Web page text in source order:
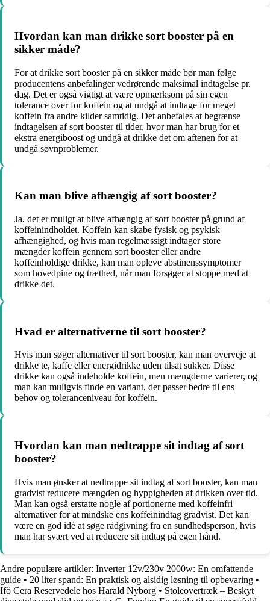
Hvordan kan man drikke sort booster på en
sikker måde?
For at drikke sort booster på en sikker måde bør man følge
producentens anbefalinger vedrørende maksimal indtagelse pr.
dag. Det er også vigtigt at være opmærksom på sin egen
tolerance over for koffein og at undgå at indtage for meget
koffein fra andre kilder samtidig. Det anbefales at begrænse
indtagelsen af sort booster til tider, hvor man har brug for et
ekstra energiboost og undgå at drikke det om aftenen for at
undgå søvnproblemer.
Kan man blive afhængig af sort booster?
Ja, det er muligt at blive afhængig af sort booster på grund af
koffeinindholdet. Koffein kan skabe fysisk og psykisk
afhængighed, og hvis man regelmæssigt indtager store
mængder koffein gennem sort booster eller andre
koffeinholdige drikke, kan man opleve abstinenssymptomer
som hovedpine og træthed, når man forsøger at stoppe med at
drikke det.
Hvad er alternativerne til sort booster?
Hvis man søger alternativer til sort booster, kan man overveje at
drikke te, kaffe eller energidrikke uden tilsat sukker. Disse
drikke kan også indeholde koffein, men mængderne varierer, og
man kan muligvis finde en variant, der passer bedre til ens
behov og toleranceniveau for koffein.
Hvordan kan man nedtrappe sit indtag af sort
booster?
Hvis man ønsker at nedtrappe sit indtag af sort booster, kan man
gradvist reducere mængden og hyppigheden af ​​drikken over tid.
Man kan også erstatte nogle af portionerne med koffeinfri
alternativer for at mindske ens koffeinindtag gradvist. Det kan
være en god idé at søge rådgivning fra en sundhedsperson, hvis
man har svært ved at reducere sit indtag på egen hånd.
Andre populære artikler: Inverter 12v/230v 2000w: En omfattende
guide • 20 liter spand: En praktisk og alsidig løsning til opbevaring •
Ifö Cera Reservedele hos Harald Nyborg • Stoleovertræk – Beskyt